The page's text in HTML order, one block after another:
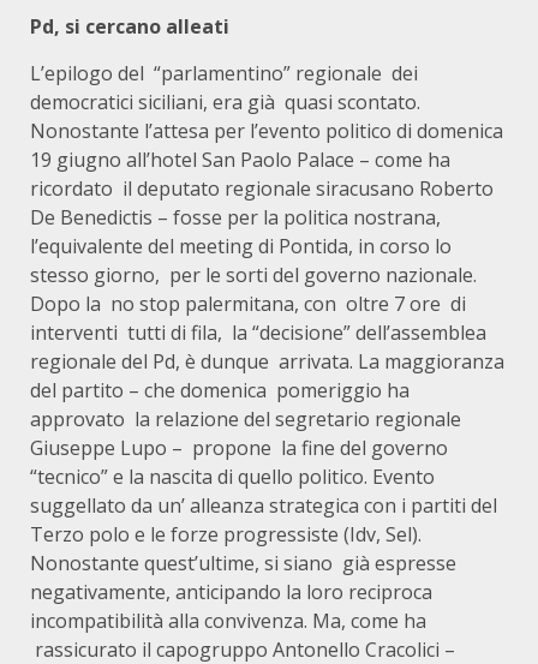
Pd, si cercano alleati
L’epilogo del “parlamentino” regionale dei
democratici siciliani, era già quasi scontato.
Nonostante l’attesa per l’evento politico di domenica
19 giugno all’hotel San Paolo Palace – come ha
ricordato il deputato regionale siracusano Roberto
De Benedictis – fosse per la politica nostrana,
l’equivalente del meeting di Pontida, in corso lo
stesso giorno, per le sorti del governo nazionale.
Dopo la no stop palermitana, con oltre 7 ore di
interventi tutti di fila, la “decisione” dell’assemblea
regionale del Pd, è dunque arrivata. La maggioranza
del partito – che domenica pomeriggio ha
approvato la relazione del segretario regionale
Giuseppe Lupo – propone la fine del governo
“tecnico” e la nascita di quello politico. Evento
suggellato da un’ alleanza strategica con i partiti del
Terzo polo e le forze progressiste (Idv, Sel).
Nonostante quest’ultime, si siano già espresse
negativamente, anticipando la loro reciproca
incompatibilità alla convivenza. Ma, come ha
rassicurato il capogruppo Antonello Cracolici –